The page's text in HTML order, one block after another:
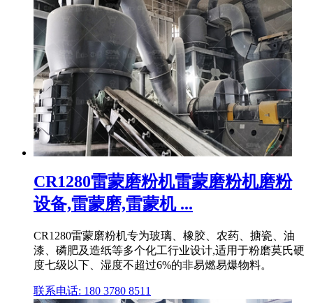
CR1280雷蒙磨粉机雷蒙磨粉机磨粉
设备,雷蒙磨,雷蒙机 ...
CR1280雷蒙磨粉机专为玻璃、橡胶、农药、搪瓷、油
漆、磷肥及造纸等多个化工行业设计,适用于粉磨莫氏硬
度七级以下、湿度不超过6%的非易燃易爆物料。
联系电话: 180 3780 8511